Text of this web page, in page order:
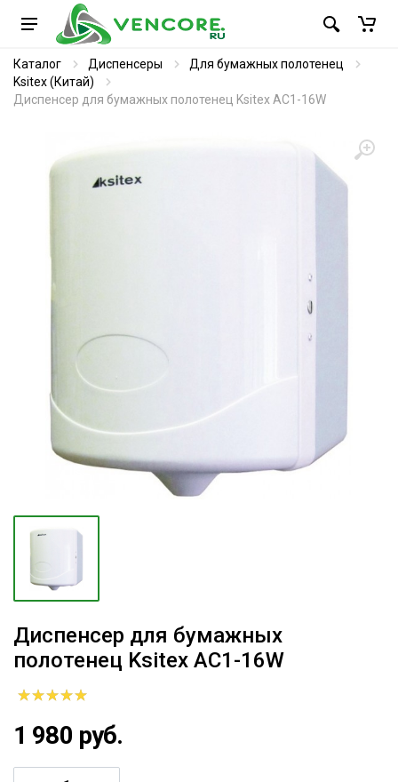
Каталог Диспенсеры
Для бумажных полотенец
Ksitex (Китай)
Диспенсер для бумажных полотенец Ksitex AC1-16W
Диспенсер для бумажных
полотенец Ksitex AC1-16W
1 980 руб.